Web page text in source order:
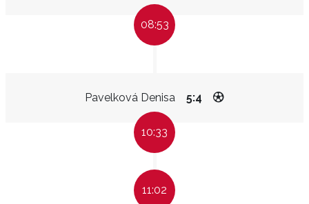
08:53
Pavelková Denisa 5:4
10:33
11:02